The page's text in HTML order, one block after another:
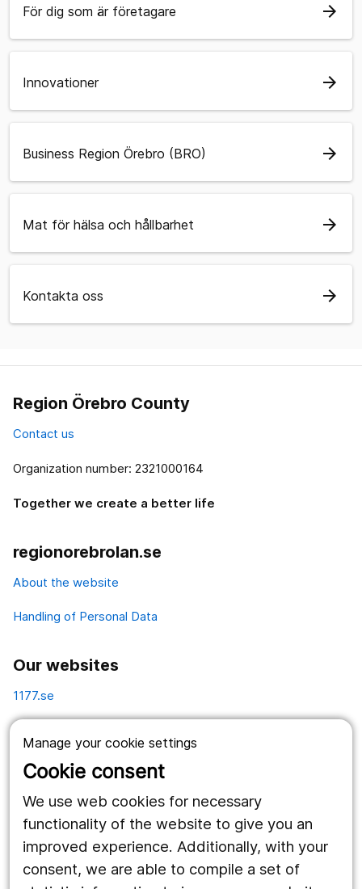
Manage your cookie settings
Cookie consent
We use web cookies for necessary
functionality of the website to give you an
improved experience. Additionally, with your
consent, we are able to compile a set of
För dig som är företagare arrow_forward
Innovationer arrow_forward
Business Region Örebro (BRO) arrow_forward
Mat för hälsa och hållbarhet arrow_forward
Kontakta oss arrow_forward
Region Örebro County
Contact us
Organization number: 2321000164
Together we create a better life
regionorebrolan.se
About the website
Handling of Personal Data
Our websites
1177.se
Vårdgivare
Utveckling
Follow us
Facebook